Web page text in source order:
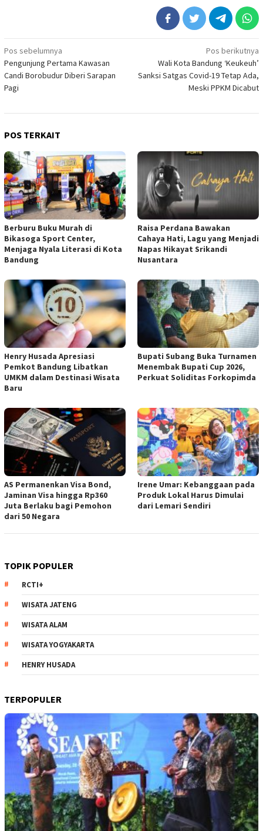
Navigasi
pos
Pos sebelumnya
Pengunjung Pertama Kawasan
Candi Borobudur Diberi Sarapan
Pagi
Pos berikutnya
Wali Kota Bandung ‘Keukeuh’
Sanksi Satgas Covid-19 Tetap Ada,
Meski PPKM Dicabut
POS TERKAIT
Berburu Buku Murah di
Bikasoga Sport Center,
Menjaga Nyala Literasi di Kota
Bandung
Raisa Perdana Bawakan
Cahaya Hati, Lagu yang Menjadi
Napas Hikayat Srikandi
Nusantara
Henry Husada Apresiasi
Pemkot Bandung Libatkan
UMKM dalam Destinasi Wisata
Baru
Bupati Subang Buka Turnamen
Menembak Bupati Cup 2026,
Perkuat Soliditas Forkopimda
AS Permanenkan Visa Bond,
Jaminan Visa hingga Rp360
Juta Berlaku bagi Pemohon
dari 50 Negara
Irene Umar: Kebanggaan pada
Produk Lokal Harus Dimulai
dari Lemari Sendiri
TOPIK POPULER
RCTI+
WISATA JATENG
WISATA ALAM
WISATA YOGYAKARTA
HENRY HUSADA
TERPOPULER